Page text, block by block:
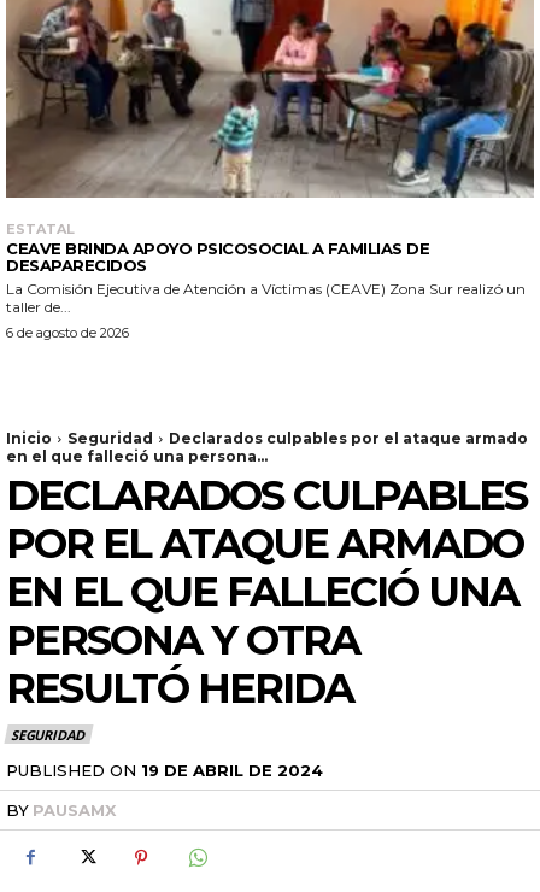
ESTATAL
CEAVE BRINDA APOYO PSICOSOCIAL A FAMILIAS DE
DESAPARECIDOS
La Comisión Ejecutiva de Atención a Víctimas (CEAVE) Zona Sur realizó un
taller de...
6 de agosto de 2026